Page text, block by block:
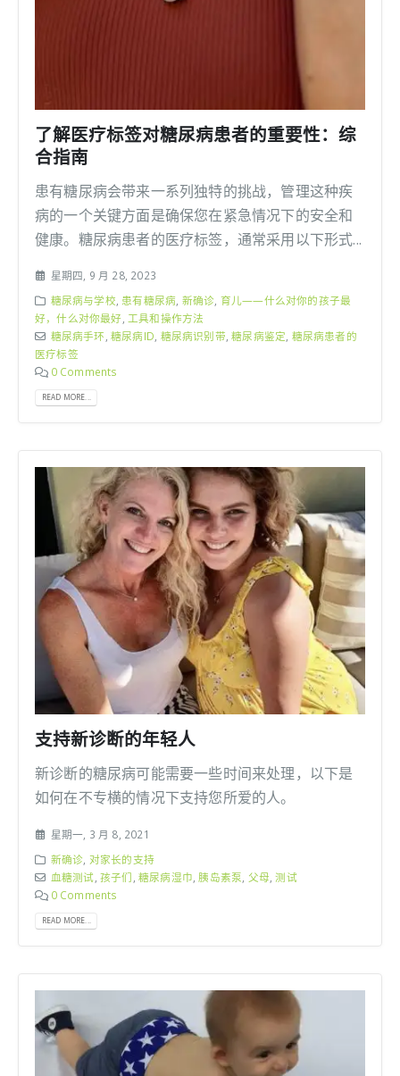
了解医疗标签对糖尿病患者的重要性：综
合指南
患有糖尿病会带来一系列独特的挑战，管理这种疾
病的一个关键方面是确保您在紧急情况下的安全和
健康。糖尿病患者的医疗标签，通常采用以下形式...
星期四, 9 月 28, 2023
糖尿病与学校 患有糖尿病 新确诊 育儿——什么对你的孩子最
好，什么对你最好 工具和操作方法
糖尿病手环 ,糖尿病ID 糖尿病识别带 ,糖尿病鉴定 糖尿病患者的
医疗标签
0 Comments
READ MORE...
支持新诊断的年轻人
新诊断的糖尿病可能需要一些时间来处理，以下是
如何在不专横的情况下支持您所爱的人。
星期一, 3 月 8, 2021
新确诊 对家长的支持
血糖测试 孩子们 糖尿病湿巾 ,胰岛素泵 父母 ,测试
0 Comments
READ MORE...